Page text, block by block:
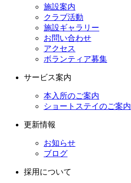
施設案内
クラブ活動
施設ギャラリー
お問い合わせ
アクセス
ボランティア募集
サービス案内
本入所のご案内
ショートステイのご案内
更新情報
お知らせ
ブログ
採用について